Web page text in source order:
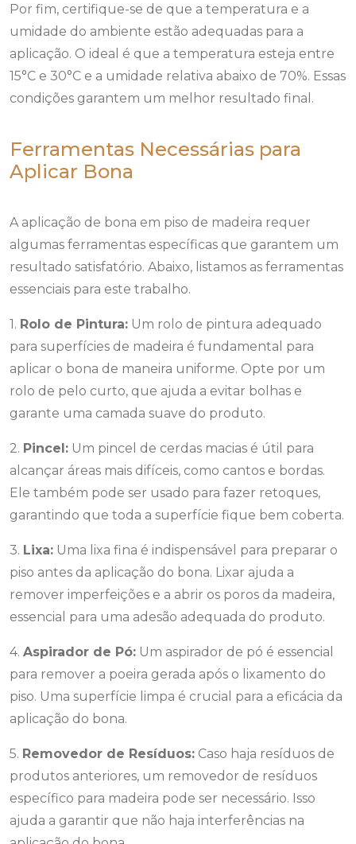
Por fim, certifique-se de que a temperatura e a
umidade do ambiente estão adequadas para a
aplicação. O ideal é que a temperatura esteja entre
15°C e 30°C e a umidade relativa abaixo de 70%. Essas
condições garantem um melhor resultado final.
Ferramentas Necessárias para
Aplicar Bona
A aplicação de bona em piso de madeira requer
algumas ferramentas específicas que garantem um
resultado satisfatório. Abaixo, listamos as ferramentas
essenciais para este trabalho.
1. Rolo de Pintura: Um rolo de pintura adequado
para superfícies de madeira é fundamental para
aplicar o bona de maneira uniforme. Opte por um
rolo de pelo curto, que ajuda a evitar bolhas e
garante uma camada suave do produto.
2. Pincel: Um pincel de cerdas macias é útil para
alcançar áreas mais difíceis, como cantos e bordas.
Ele também pode ser usado para fazer retoques,
garantindo que toda a superfície fique bem coberta.
3. Lixa: Uma lixa fina é indispensável para preparar o
piso antes da aplicação do bona. Lixar ajuda a
remover imperfeições e a abrir os poros da madeira,
essencial para uma adesão adequada do produto.
4. Aspirador de Pó: Um aspirador de pó é essencial
para remover a poeira gerada após o lixamento do
piso. Uma superfície limpa é crucial para a eficácia da
aplicação do bona.
5. Removedor de Resíduos: Caso haja resíduos de
produtos anteriores, um removedor de resíduos
específico para madeira pode ser necessário. Isso
ajuda a garantir que não haja interferências na